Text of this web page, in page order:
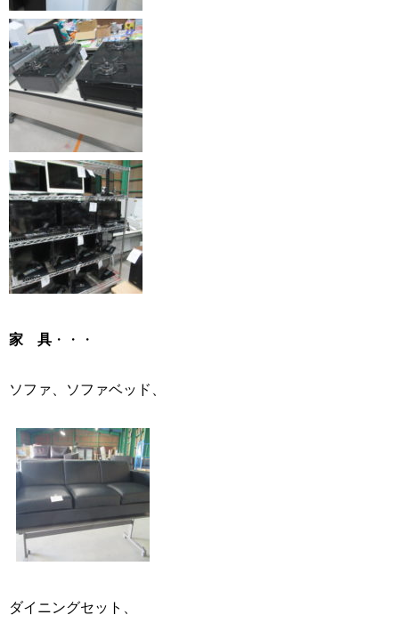
家 具 ・・・
ソファ、ソファベッド、
ダイニングセット、